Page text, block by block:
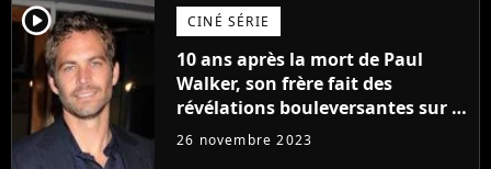
player2 CINÉ SÉRIE
10 ans après la mort de Paul
Walker, son frère fait des
révélations bouleversantes sur la
réaction des acteurs de Fast and
26 novembre 2023